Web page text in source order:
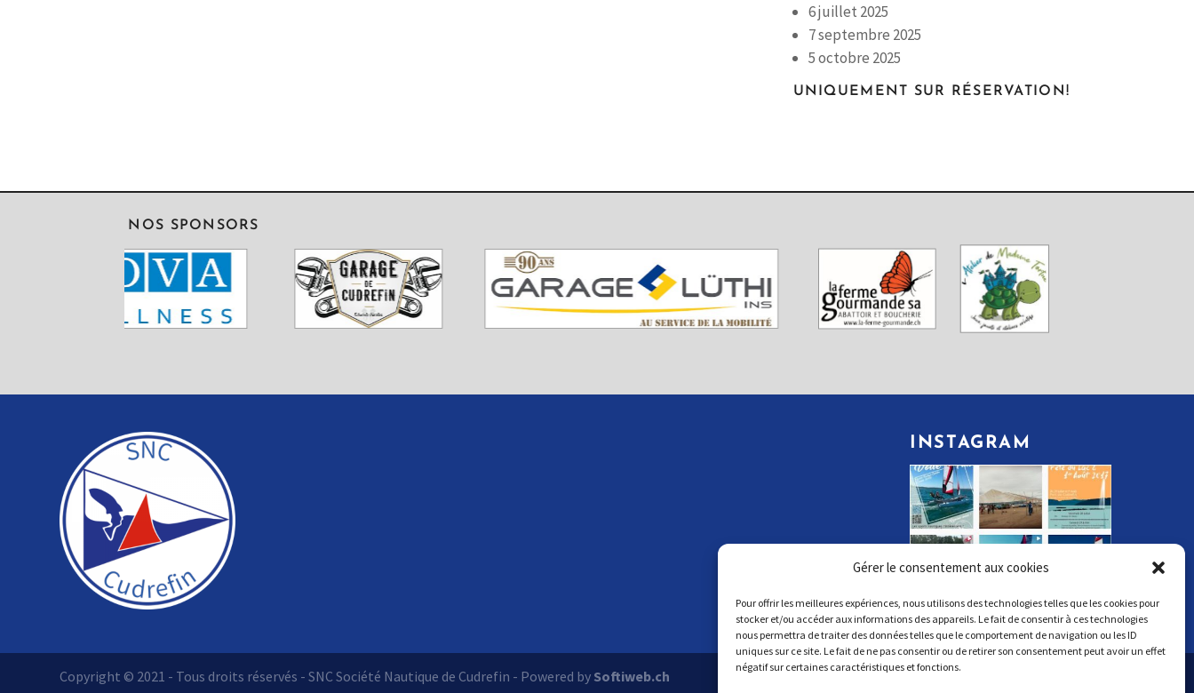
Gérer le consentement aux cookies
Pour offrir les meilleures expériences, nous utilisons des technologies telles que les cookies pour
stocker et/ou accéder aux informations des appareils. Le fait de consentir à ces technologies
nous permettra de traiter des données telles que le comportement de navigation ou les ID
uniques sur ce site. Le fait de ne pas consentir ou de retirer son consentement peut avoir un effet
négatif sur certaines caractéristiques et fonctions.
6 juillet 2025
7 septembre 2025
5 octobre 2025
UNIQUEMENT SUR RÉSERVATION!
NOS SPONSORS
INSTAGRAM
Copyright © 2021 - Tous droits réservés - SNC Société Nautique de Cudrefin - Powered by Softiweb.ch